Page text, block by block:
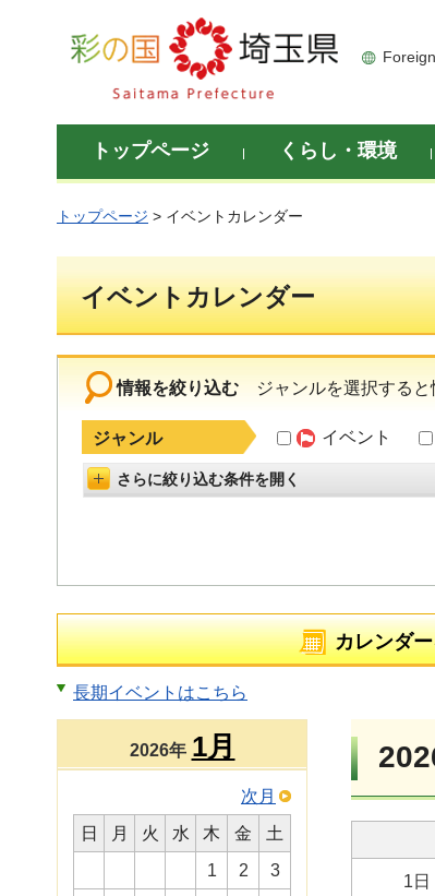
彩の国 埼玉県
トップページ くらし・環境
トップページ > イベントカレンダー
イベントカレンダー
情報を絞り込む ジャンルを選択する
ジャンル イベント
詳細設定を開く
さらに絞り込む条件を開く
カレンダ
長期イベントはこちら
2026年 1月
次月
日
月 火 水 木 金
土
1
2
3
1日